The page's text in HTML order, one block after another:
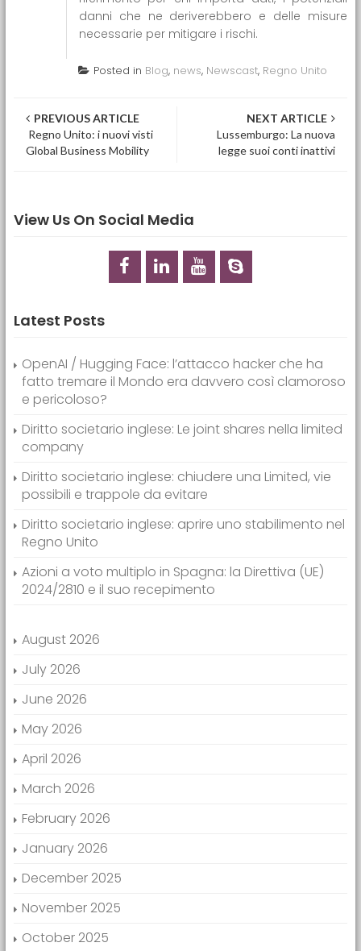
danni che ne deriverebbero e delle misure
necessarie per mitigare i rischi.
Posted in Blog, news, Newscast, Regno Unito
Post navigation
PREVIOUS ARTICLE
Regno Unito: i nuovi visti
Global Business Mobility
NEXT ARTICLE
Lussemburgo: La nuova
legge suoi conti inattivi
View Us On Social Media
Latest Posts
OpenAI / Hugging Face: l’attacco hacker che ha
fatto tremare il Mondo era davvero così clamoroso
e pericoloso?
Diritto societario inglese: Le joint shares nella limited
company
Diritto societario inglese: chiudere una Limited, vie
possibili e trappole da evitare
Diritto societario inglese: aprire uno stabilimento nel
Regno Unito
Azioni a voto multiplo in Spagna: la Direttiva (UE)
2024/2810 e il suo recepimento
August 2026
July 2026
June 2026
May 2026
April 2026
March 2026
February 2026
January 2026
December 2025
November 2025
October 2025